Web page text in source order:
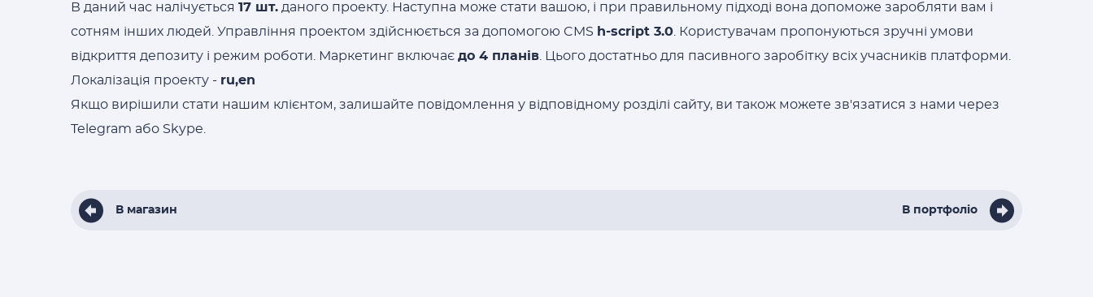
В даний час налічується 17 шт. даного проекту. Наступна може стати вашою, і при правильному підході вона допоможе заробляти вам і
сотням інших людей. Управління проектом здійснюється за допомогою CMS h-script 3.0 . Користувачам пропонуються зручні умови
відкриття депозиту і режим роботи. Маркетинг включає до 4 планів . Цього достатньо для пасивного заробітку всіх учасників платформи.
Локалізація проекту - ru,en
Якщо вирішили стати нашим клієнтом, залишайте повідомлення у відповідному розділі сайту, ви також можете зв'язатися з нами через
Telegram або Skype.
В магазин В портфоліо